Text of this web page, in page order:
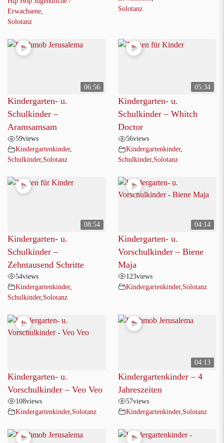
Erwachsene,
Solotanz
Solotanz
06:56
Kindergarten- u.
Schulkinder –
Aramsamsam
59views
Kindergartenkinder,
Schulkinder, Solotanz
05:34
Kindergarten- u.
Schulkinder – Whitch
Doctor
56views
Kindergartenkinder,
Schulkinder, Solotanz
08:54
Kindergarten- u.
Schulkinder –
Zehntausend Schritte
54views
Kindergartenkinder,
Schulkinder, Solotanz
04:14
Kindergarten- u.
Vorschulkinder – Biene
Maja
123views
Kindergartenkinder, Solotanz
Kindergarten- u.
Vorschulkinder – Veo Veo
108views
Kindergartenkinder, Solotanz
04:13
Kindergartenkinder – 4
Jahreszeiten
57views
Kindergartenkinder, Solotanz